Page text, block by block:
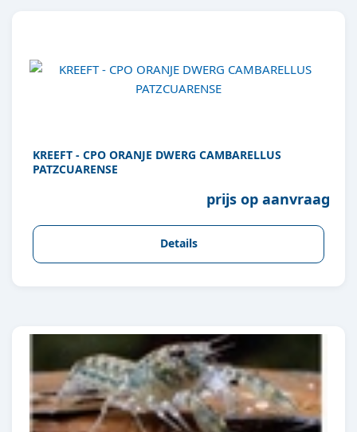
KREEFT - CPO ORANJE DWERG CAMBARELLUS
PATZCUARENSE
prijs op aanvraag
Details